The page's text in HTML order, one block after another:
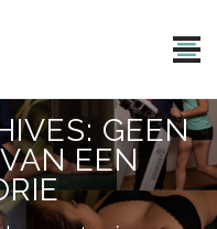
GEEN
EEN